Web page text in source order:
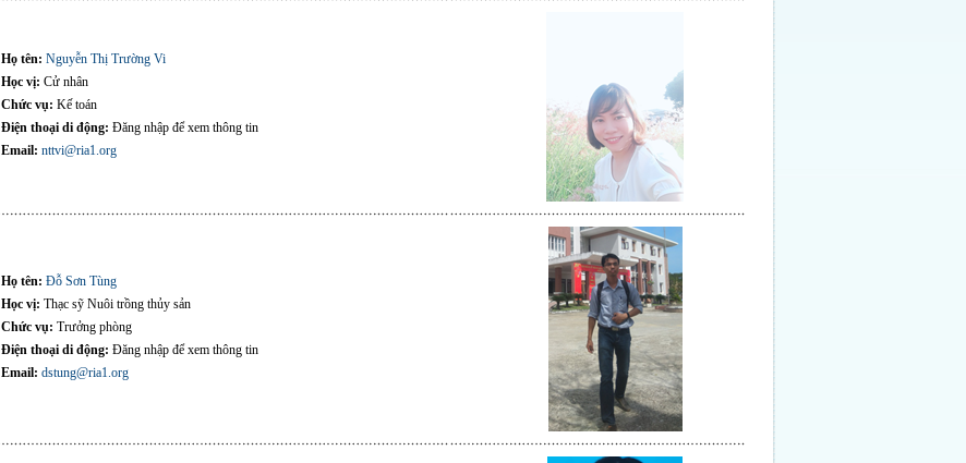
Họ tên: Nguyễn Thị Trường Vi
Học vị: Cử nhân
Chức vụ: Kế toán
Điện thoại di động: Đăng nhập để xem thông tin
Email: nttvi@ria1.org
Họ tên: Đỗ Sơn Tùng
Học vị: Thạc sỹ Nuôi trồng thủy sản
Chức vụ: Trưởng phòng
Điện thoại di động: Đăng nhập để xem thông tin
Email: dstung@ria1.org